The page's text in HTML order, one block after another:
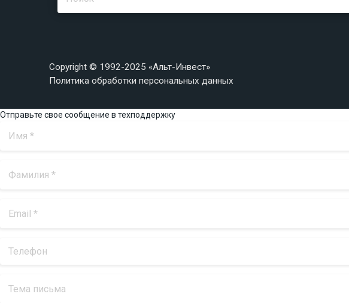
Copyright © 1992-2025 «Альт-Инвест»
Политика обработки персональных данных
Отправьте свое сообщение в техподдержку